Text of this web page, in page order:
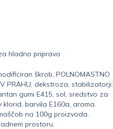
hladno pripravo
škrob, POLNOMASTNO
V PRAHU, dekstroza, stabilizatorji:
gumi E415, sol, sredstvo za
klorid, barvila E160a, aroma.
na 100g proizvoda.
prostoru.